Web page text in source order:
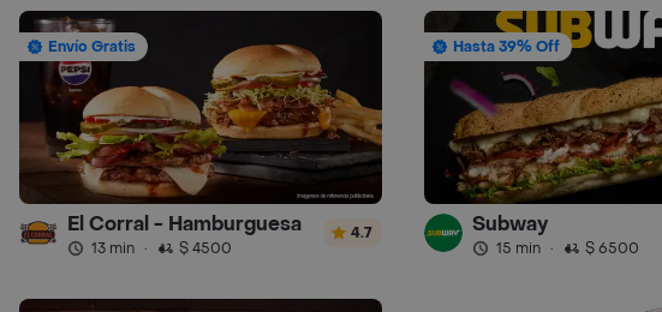
Envío Gratis
El Corral - Hamburguesa
13 min · $ 4500
4.7
Hasta 39% Off
Subway
15 min · $ 6500